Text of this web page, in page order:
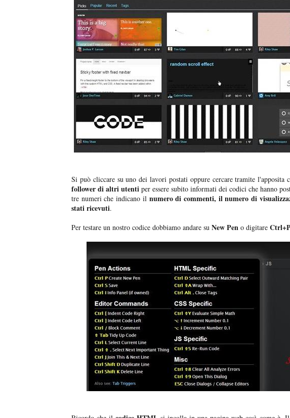
Si può cliccare su uno dei lavori postati oppure cercare tramite l'apposita
follower di altri utenti per essere subito informati dei codici che hanno
tre numeri che indicano il numero di commenti, il numero di
stati ricevuti.
Per testare un nostro codice dobbiamo andare su New Pen o digitare